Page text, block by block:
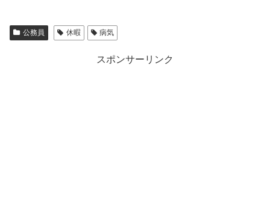
公務員 休暇 病気
スポンサーリンク